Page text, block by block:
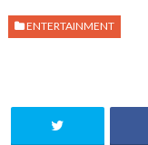
ENTERTAINMENT